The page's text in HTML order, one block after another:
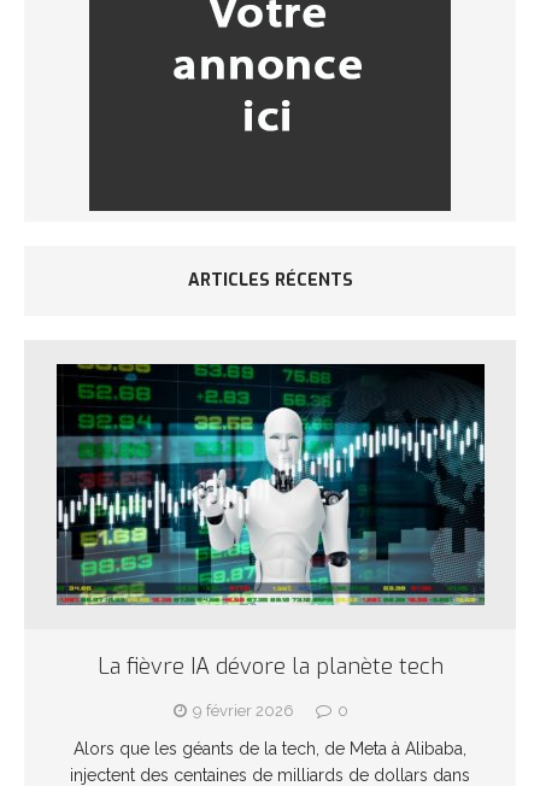
ARTICLES RÉCENTS
La fièvre IA dévore la planète tech
9 février 2026 0
Alors que les géants de la tech, de Meta à Alibaba,
injectent des centaines de milliards de dollars dans